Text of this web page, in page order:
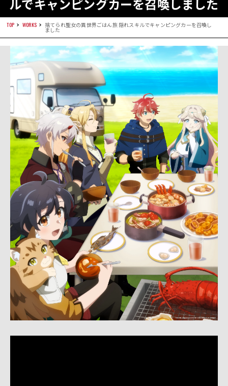
TOP WORKS 捨てられ聖女の異世界ごはん旅 隠れスキルでキャンピングカーを召喚し
ました